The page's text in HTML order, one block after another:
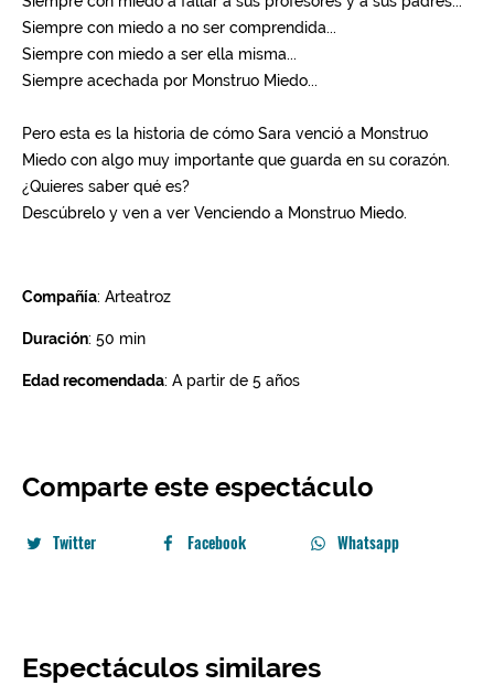
Comparte este espectáculo
Twitter Facebook Whatsapp
Espectáculos similares